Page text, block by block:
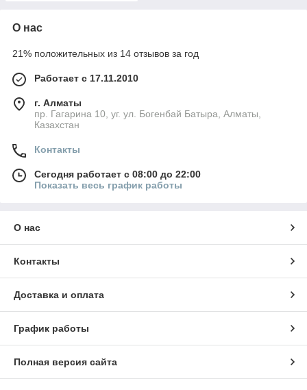
О нас
21% положительных из 14 отзывов за год
Работает с 17.11.2010
г. Алматы
пр. Гагарина 10, уг. ул. Богенбай Батыра, Алматы,
Казахстан
Контакты
Сегодня работает с 08:00 до 22:00
Показать весь график работы
О нас
Контакты
Доставка и оплата
График работы
Полная версия сайта